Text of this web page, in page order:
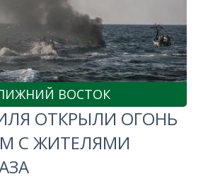
ВОСТОК
ОТКРЫЛИ ОГОНЬ
С ЖИТЕЛЯМИ